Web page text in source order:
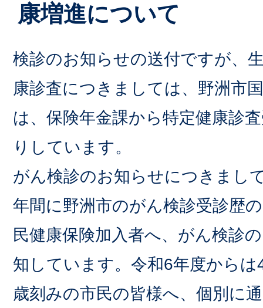
康増進について
検診のお知らせの送付ですが、
康診査につきましては、野洲市
は、保険年金課から特定健康診
りしています。
がん検診のお知らせにつきまし
年間に野洲市のがん検診受診歴
民健康保険加入者へ、がん検診
知しています。令和6年度から
歳刻みの市民の皆様へ、個別に